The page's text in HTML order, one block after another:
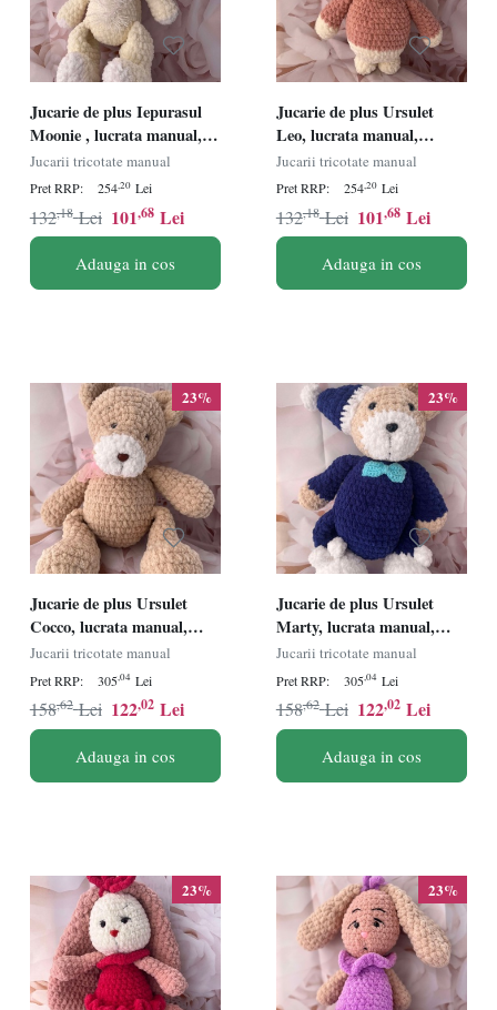
Jucarie de plus Iepurasul
Moonie , lucrata manual,
handmade, textil, alb/crem,
37 cm
Jucarii tricotate manual
Pret RRP: 254,20 Lei
101,68 Lei
132,18 Lei
Adauga in cos
Jucarie de plus Ursulet
Leo, lucrata manual,
handmade, textil, roz/alb,
27 cm
Jucarii tricotate manual
Pret RRP: 254,20 Lei
101,68 Lei
132,18 Lei
Adauga in cos
23%
Jucarie de plus Ursulet
Cocco, lucrata manual,
handmade, textil, bej/alb,
30 cm
Jucarii tricotate manual
Pret RRP: 305,04 Lei
122,02 Lei
158,62 Lei
Adauga in cos
23%
Jucarie de plus Ursulet
Marty, lucrata manual,
handmade, textil,
albastru/bej/alb, 30 cm
Jucarii tricotate manual
Pret RRP: 305,04 Lei
122,02 Lei
158,62 Lei
Adauga in cos
23% 23%